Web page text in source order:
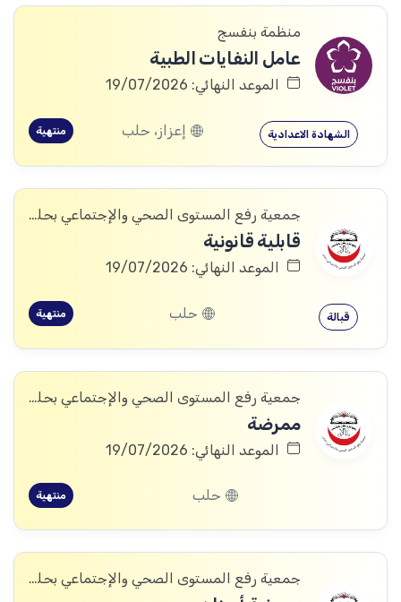
منظمة بنفسج
عامل النفايات الطبية
الموعد النهائي: 19/07/2026
الشهادة الاعدادية إعزاز، حلب منتهية
جمعية رفع المستوى الصحي والإجتماعي بحلب
قابلية قانونية
الموعد النهائي: 19/07/2026
قبالة حلب منتهية
جمعية رفع المستوى الصحي والإجتماعي بحلب
ممرضة
الموعد النهائي: 19/07/2026
حلب منتهية
جمعية رفع المستوى الصحي والإجتماعي بحلب